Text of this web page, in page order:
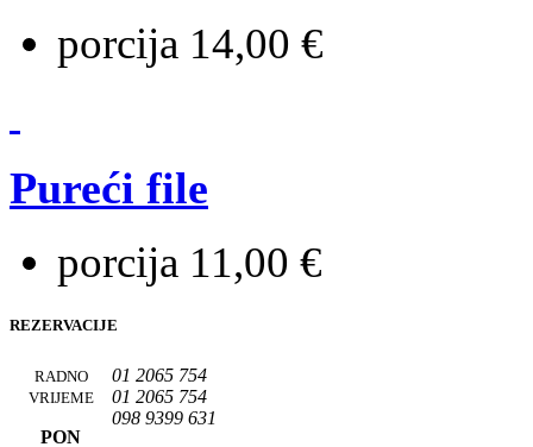
porcija 14,00 €
Pureći file
porcija 11,00 €
REZERVACIJE
01 2065 754
01 2065 754
098 9399 631
RADNO
VRIJEME
PON